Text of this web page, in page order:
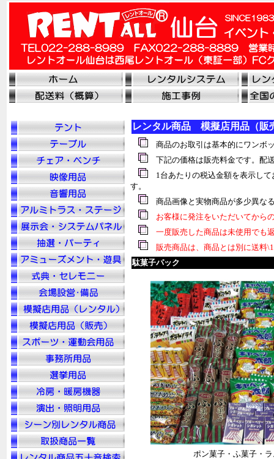
レンタル商品 模擬店用品（販
商品のお取引は基本的にワンボ
下記の価格は販売料金です。配
1台あたりの税込金額を表示して
す。
商品画像と実物商品が多少異な
お客様に発注をいただいてから
一度販売した商品は未使用でも
販売商品は、商品とは別に送料
駄菓子パック
ポン菓子・ふ菓子・